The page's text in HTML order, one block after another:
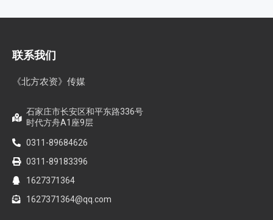
联系我们
《北方农资》传媒
石家庄市长安区和平东路336号
时代方舟A1座9层
0311-89684626
0311-89183396
1627371364
1627371364@qq.com